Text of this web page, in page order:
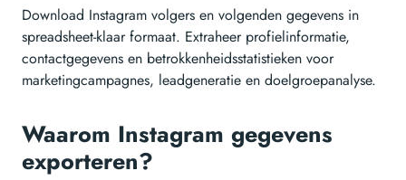
Download Instagram volgers en volgenden gegevens in
spreadsheet-klaar formaat. Extraheer profielinformatie,
contactgegevens en betrokkenheidsstatistieken voor
marketingcampagnes, leadgeneratie en doelgroepanalyse.
Waarom Instagram gegevens
exporteren?